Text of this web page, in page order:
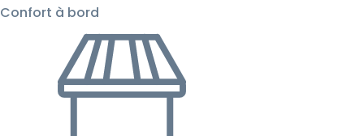
Confort à bord